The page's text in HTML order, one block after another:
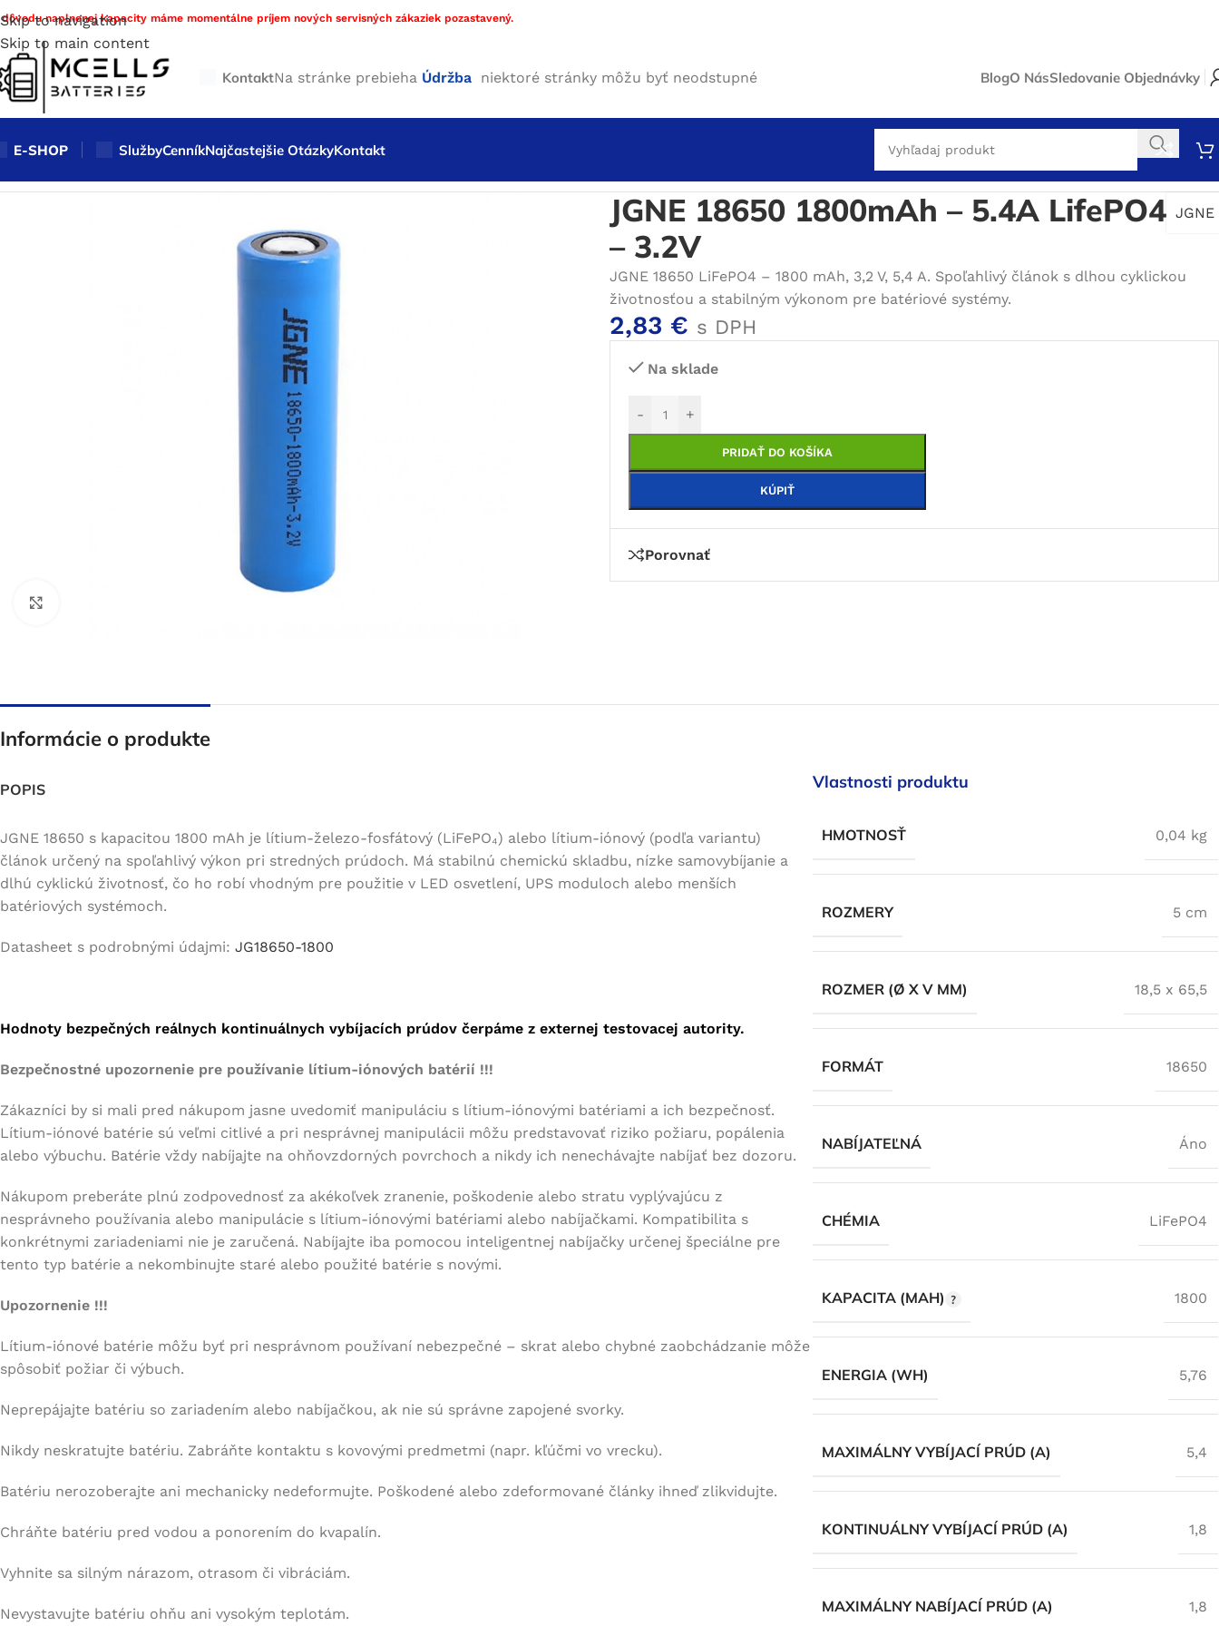
Skip to navigation
Skip to main content
naplnenej kapacity máme momentálne príjem nových servisných zákaziek pozastavený.
KontaktNa stránke prebieha Údržba niektoré stránky môžu byť neodstupné BlogO NásSledovanie Objednávky
E-SHOP SlužbyCenníkNajčastejšie OtázkyKontakt
JGNE 18650 1800mAh – 5.4A LifePO4
– 3.2V
JGNE
JGNE 18650 LiFePO4 – 1800 mAh, 3,2 V, 5,4 A. Spoľahlivý článok s dlhou cyklickou
životnosťou a stabilným výkonom pre batériové systémy.
2,83 € s DPH
Na sklade
- +
PRIDAŤ DO KOŠÍKA
KÚPIŤ
Porovnať
Informácie o produkte
POPIS
JGNE 18650 s kapacitou 1800 mAh je lítium-železo-fosfátový (LiFePO₄) alebo lítium-iónový (podľa variantu)
článok určený na spoľahlivý výkon pri stredných prúdoch. Má stabilnú chemickú skladbu, nízke samovybíjanie a
dlhú cyklickú životnosť, čo ho robí vhodným pre použitie v LED osvetlení, UPS moduloch alebo menších
batériových systémoch.
Datasheet s podrobnými údajmi: JG18650-1800
Hodnoty bezpečných reálnych kontinuálnych vybíjacích prúdov čerpáme z externej testovacej autority.
Bezpečnostné upozornenie pre používanie lítium-iónových batérií !!!
Zákazníci by si mali pred nákupom jasne uvedomiť manipuláciu s lítium-iónovými batériami a ich bezpečnosť.
Lítium-iónové batérie sú veľmi citlivé a pri nesprávnej manipulácii môžu predstavovať riziko požiaru, popálenia
alebo výbuchu. Batérie vždy nabíjajte na ohňovzdorných povrchoch a nikdy ich nenechávajte nabíjať bez dozoru.
Nákupom preberáte plnú zodpovednosť za akékoľvek zranenie, poškodenie alebo stratu vyplývajúcu z
nesprávneho používania alebo manipulácie s lítium-iónovými batériami alebo nabíjačkami. Kompatibilita s
konkrétnymi zariadeniami nie je zaručená. Nabíjajte iba pomocou inteligentnej nabíjačky určenej špeciálne pre
tento typ batérie a nekombinujte staré alebo použité batérie s novými.
Upozornenie !!!
Lítium-iónové batérie môžu byť pri nesprávnom používaní nebezpečné – skrat alebo chybné zaobchádzanie môže
spôsobiť požiar či výbuch.
Neprepájajte batériu so zariadením alebo nabíjačkou, ak nie sú správne zapojené svorky.
Nikdy neskratujte batériu. Zabráňte kontaktu s kovovými predmetmi (napr. kľúčmi vo vrecku).
Batériu nerozoberajte ani mechanicky nedeformujte. Poškodené alebo zdeformované články ihneď zlikvidujte.
Chráňte batériu pred vodou a ponorením do kvapalín.
Vyhnite sa silným nárazom, otrasom či vibráciám.
Nevystavujte batériu ohňu ani vysokým teplotám.
Vlastnosti produktu
HMOTNOSŤ 0,04 kg
ROZMERY 5 cm
ROZMER (Ø X V MM) 18,5 x 65,5
FORMÁT 18650
NABÍJATEĽNÁ Áno
CHÉMIA LiFePO4
KAPACITA (MAH) 1800
ENERGIA (WH) 5,76
MAXIMÁLNY VYBÍJACÍ PRÚD (A) 5,4
KONTINUÁLNY VYBÍJACÍ PRÚD (A) 1,8
MAXIMÁLNY NABÍJACÍ PRÚD (A) 1,8